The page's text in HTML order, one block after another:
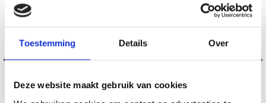
Toestemming Details Over
Deze website maakt gebruik van cookies